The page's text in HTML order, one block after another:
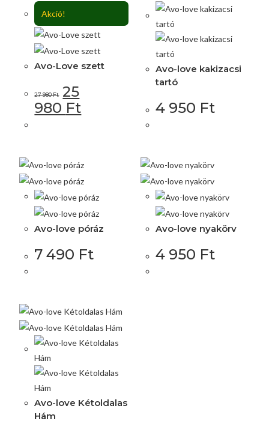
Akció!
Avo-Love szett
27 980Ft 25
980 Ft
Avo-love kakizacsi
tartó
4 950 Ft
Avo-love póráz
7 490 Ft
Avo-love nyakörv
4 950 Ft
Avo-love Kétoldalas
Hám